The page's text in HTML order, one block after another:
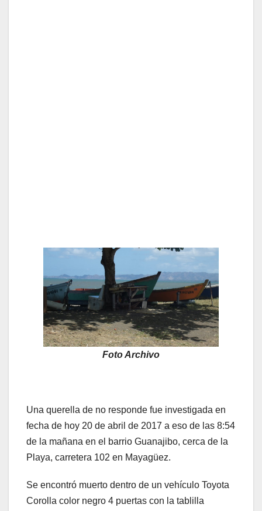
Foto Archivo
Una querella de no responde fue investigada en
fecha de hoy 20 de abril de 2017 a eso de las 8:54
de la mañana en el barrio Guanajibo, cerca de la
Playa, carretera 102 en Mayagüez.
Se encontró muerto dentro de un vehículo Toyota
Corolla color negro 4 puertas con la tablilla